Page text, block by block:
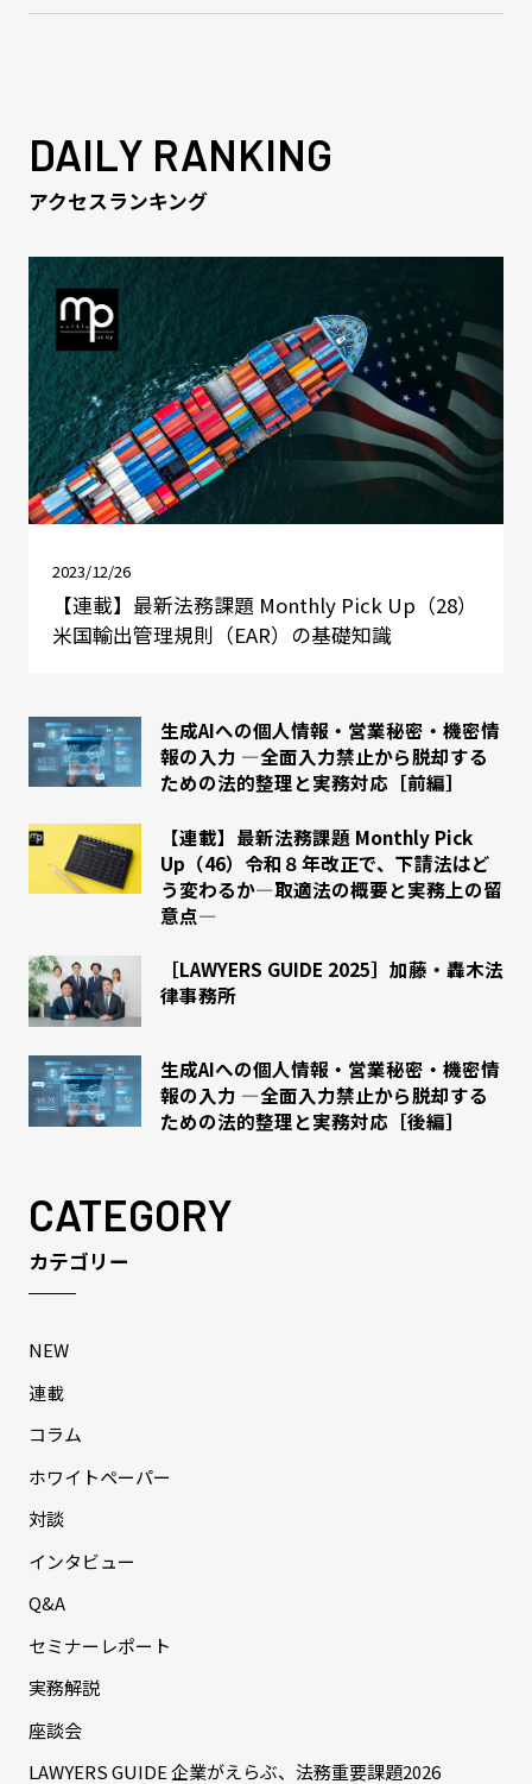
DAILY RANKING
アクセスランキング
2023/12/26
【連載】最新法務課題 Monthly Pick Up（28）
米国輸出管理規則（EAR）の基礎知識
生成AIへの個人情報・営業秘密・機密情
報の入力 ―全面入力禁止から脱却する
ための法的整理と実務対応［前編］
【連載】最新法務課題 Monthly Pick
Up（46）令和８年改正で、下請法はど
う変わるか―取適法の概要と実務上の留
意点―
［LAWYERS GUIDE 2025］加藤・轟木法
律事務所
生成AIへの個人情報・営業秘密・機密情
報の入力 ―全面入力禁止から脱却する
ための法的整理と実務対応［後編］
CATEGORY
カテゴリー
NEW
連載
コラム
ホワイトペーパー
対談
インタビュー
Q&A
セミナーレポート
実務解説
座談会
LAWYERS GUIDE 企業がえらぶ、法務重要課題2026